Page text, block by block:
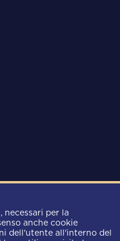
per la
anche cookie
dell'utente all'interno del